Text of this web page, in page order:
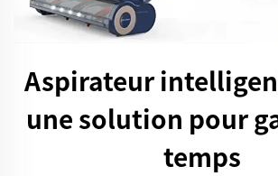
Aspirateur
une solution pour
temps